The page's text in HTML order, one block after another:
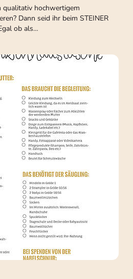
qualitativ hochwertigem
Dann seid ihr beim STEINER
ob als…